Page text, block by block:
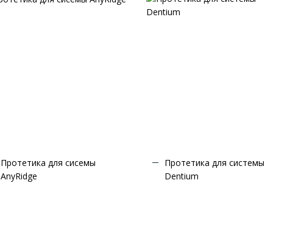
Протетика для сисемы
AnyRidge
Протетика для системы
Dentium